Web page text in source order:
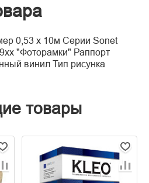
0,53 х 10м Серии Sonet
"Фоторамки" Раппорт
винил Тип рисунка
товары